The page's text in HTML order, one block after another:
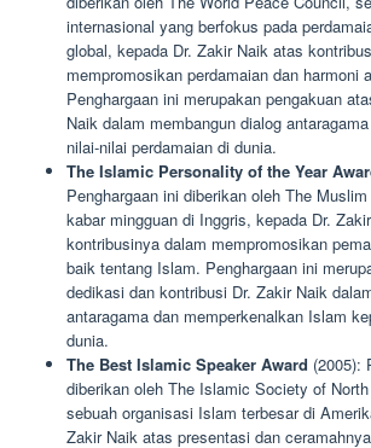
internasional yang berfokus pada
global, kepada Dr. Zakir Naik atas
mempromosikan perdamaian dan harmoni
Penghargaan ini merupakan pengakuan
Naik dalam membangun dialog
nilai-nilai perdamaian di dunia.
The Islamic Personality of the Year
Penghargaan ini diberikan oleh The
kabar mingguan di Inggris, kepada Dr.
kontribusinya dalam mempromosikan
baik tentang Islam. Penghargaan ini
dedikasi dan kontribusi Dr. Zakir Naik
antaragama dan memperkenalkan Islam
dunia.
The Best Islamic Speaker Award (2005):
diberikan oleh The Islamic Society of
sebuah organisasi Islam terbesar di
Zakir Naik atas presentasi dan